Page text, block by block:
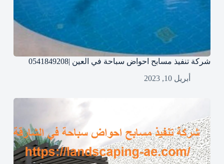
شركة تنفيذ مسابح احواض سباحة في العين |0541849208
أبريل 10, 2023